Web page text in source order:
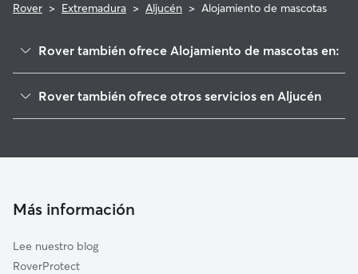
Rover > Extremadura > Aljucén > Alojamiento de mascotas
Rover también ofrece Alojamiento de mascotas en:
Esparragalejo
Valverde de Mérida
La Garrovilla
Rover también ofrece otros servicios en Aljucén
Cuidadores a domicilio en Aljucen
Más información
Lee nuestro blog
RoverProtect